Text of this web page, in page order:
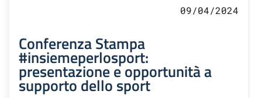
09/04/2024
Conferenza Stampa
#insiemeperlosport:
presentazione e opportunità a
supporto dello sport